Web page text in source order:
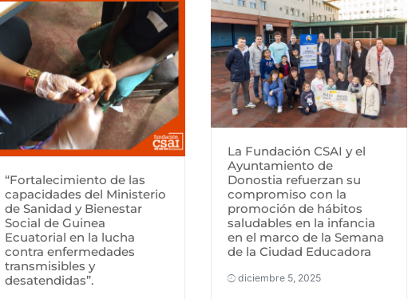
“Fortalecimiento de las
capacidades del Ministerio
de Sanidad y Bienestar
Social de Guinea
Ecuatorial en la lucha
contra enfermedades
transmisibles y
desatendidas”.
La Fundación CSAI y el
Ayuntamiento de
Donostia refuerzan su
compromiso con la
promoción de hábitos
saludables en la infancia
en el marco de la Semana
de la Ciudad Educadora
diciembre 5, 2025